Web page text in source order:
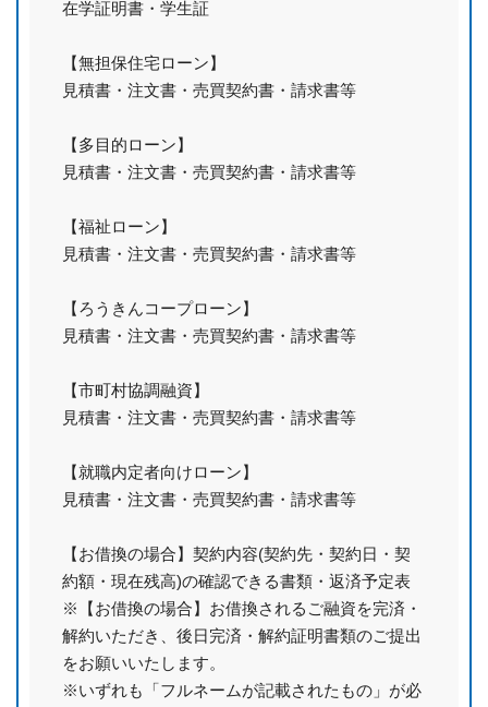
在学証明書・学生証
【無担保住宅ローン】
見積書・注文書・売買契約書・請求書等
【多目的ローン】
見積書・注文書・売買契約書・請求書等
【福祉ローン】
見積書・注文書・売買契約書・請求書等
【ろうきんコープローン】
見積書・注文書・売買契約書・請求書等
【市町村協調融資】
見積書・注文書・売買契約書・請求書等
【就職内定者向けローン】
見積書・注文書・売買契約書・請求書等
【お借換の場合】契約内容(契約先・契約日・契
約額・現在残高)の確認できる書類・返済予定表
※【お借換の場合】お借換されるご融資を完済・
解約いただき、後日完済・解約証明書類のご提出
をお願いいたします。
※いずれも「フルネームが記載されたもの」が必